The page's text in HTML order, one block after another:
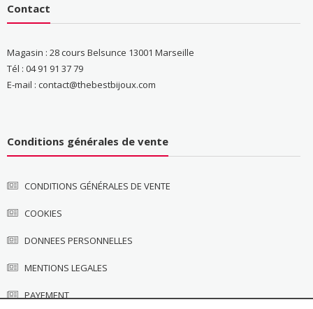
Contact
Magasin : 28 cours Belsunce 13001 Marseille
Tél : 04 91 91 37 79
E-mail : contact@thebestbijoux.com
Conditions générales de vente
CONDITIONS GÉNÉRALES DE VENTE
COOKIES
DONNEES PERSONNELLES
MENTIONS LEGALES
PAYEMENT